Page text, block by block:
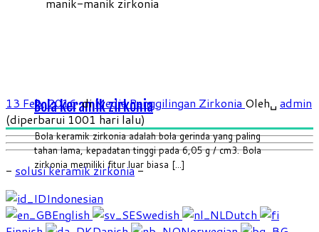
Bola keramik zirkonia
Bola keramik zirkonia adalah bola gerinda yang paling
tahan lama, kepadatan tinggi pada 6,05 g / cm3. Bola
zirkonia memiliki fitur luar biasa [...]
13 Feb, 2016diMedia Penggilingan Zirkonia Oleh␣ admin
(diperbarui 1001 hari lalu)
- solusi keramik zirkonia-
Indonesian
English
Swedish
Dutch